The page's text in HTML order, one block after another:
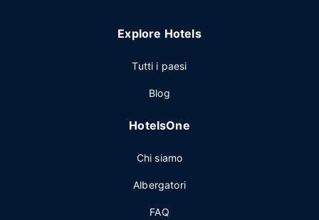
Explore Hotels
Tutti i paesi
Blog
HotelsOne
Chi siamo
Albergatori
FAQ